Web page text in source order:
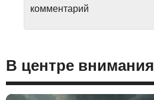
комментарий
В центре внимания